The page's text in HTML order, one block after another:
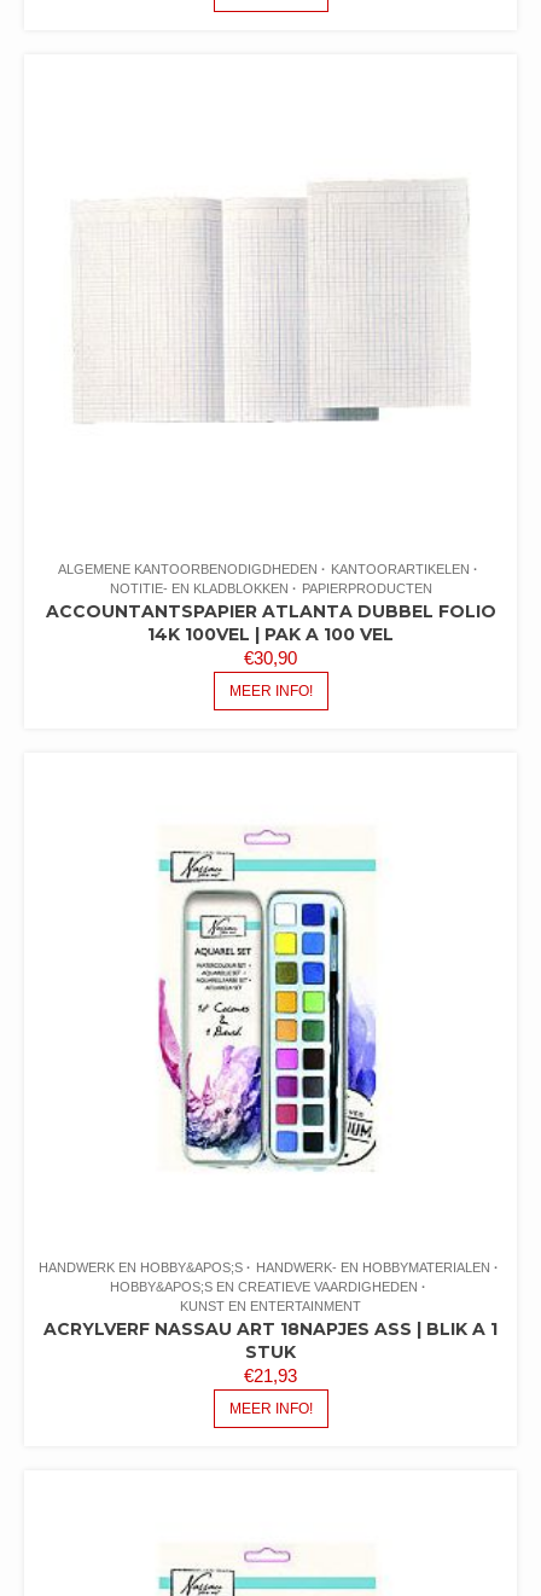
ALGEMENE KANTOORBENODIGDHEDEN
KANTOORARTIKELEN
NOTITIE- EN KLADBLOKKEN
PAPIERPRODUCTEN
ACCOUNTANTSPAPIER ATLANTA DUBBEL FOLIO
14K 100VEL | PAK A 100 VEL
€30,90
MEER INFO!
HANDWERK EN HOBBY&APOS;S
HANDWERK- EN HOBBYMATERIALEN
HOBBY&APOS;S EN CREATIEVE VAARDIGHEDEN
KUNST EN ENTERTAINMENT
ACRYLVERF NASSAU ART 18NAPJES ASS | BLIK A 1
STUK
€21,93
MEER INFO!